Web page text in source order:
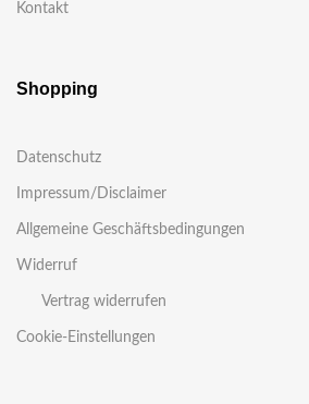
Kontakt
Shopping
Datenschutz
Impressum/Disclaimer
Allgemeine Geschäftsbedingungen
Widerruf
Vertrag widerrufen
Cookie-Einstellungen